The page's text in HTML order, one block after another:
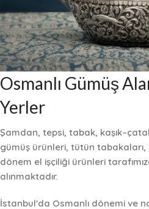
İstanbul'da
Osmanlı
Gümüşü Alımı
İNCELE
Osmanlı Gümüş
Yerler
Şamdan, tepsi, tabak,
gümüş ürünleri, tütün
dönem el işçiliği ürünleri
alınmaktadır.
İstanbul'da Osmanlı dönemi ve